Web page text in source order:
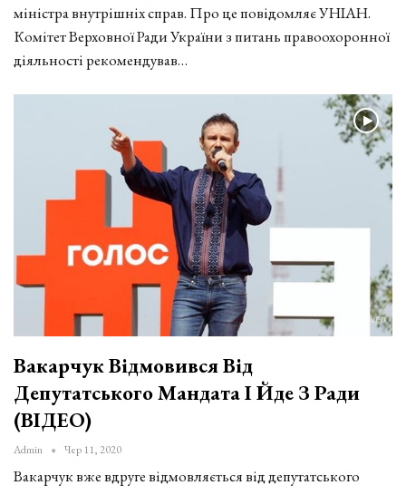
міністра внутрішніх справ. Про це повідомляє УНІАН.
Комітет Верховної Ради України з питань правоохоронної
діяльності рекомендував…
Вакарчук Відмовився Від
Депутатського Мандата І Йде З Ради
(ВІДЕО)
Admin Чер 11, 2020
Вакарчук вже вдруге відмовляється від депутатського